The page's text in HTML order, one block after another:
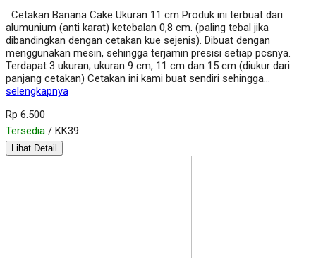
Cetakan Banana Cake Ukuran 11 cm Produk ini terbuat dari
alumunium (anti karat) ketebalan 0,8 cm. (paling tebal jika
dibandingkan dengan cetakan kue sejenis). Dibuat dengan
menggunakan mesin, sehingga terjamin presisi setiap pcsnya.
Terdapat 3 ukuran; ukuran 9 cm, 11 cm dan 15 cm (diukur dari
panjang cetakan) Cetakan ini kami buat sendiri sehingga…
selengkapnya
Rp 6.500
Tersedia / KK39
Lihat Detail